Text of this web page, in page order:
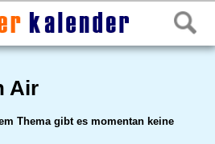
Air
Thema gibt es momentan keine